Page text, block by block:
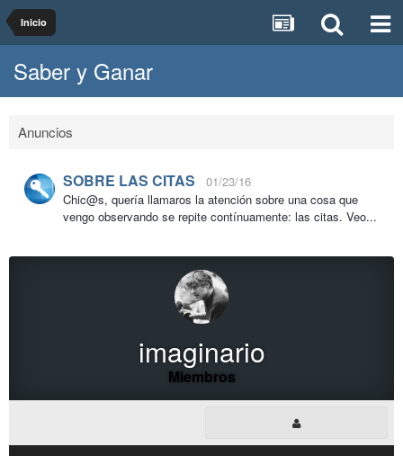
Inicio
Saber y Ganar
Anuncios
SOBRE LAS CITAS
01/23/16
Chic@s, quería llamaros la atención sobre una cosa que
vengo observando se repite contínuamente: las citas. Veo...
imaginario
Miembros